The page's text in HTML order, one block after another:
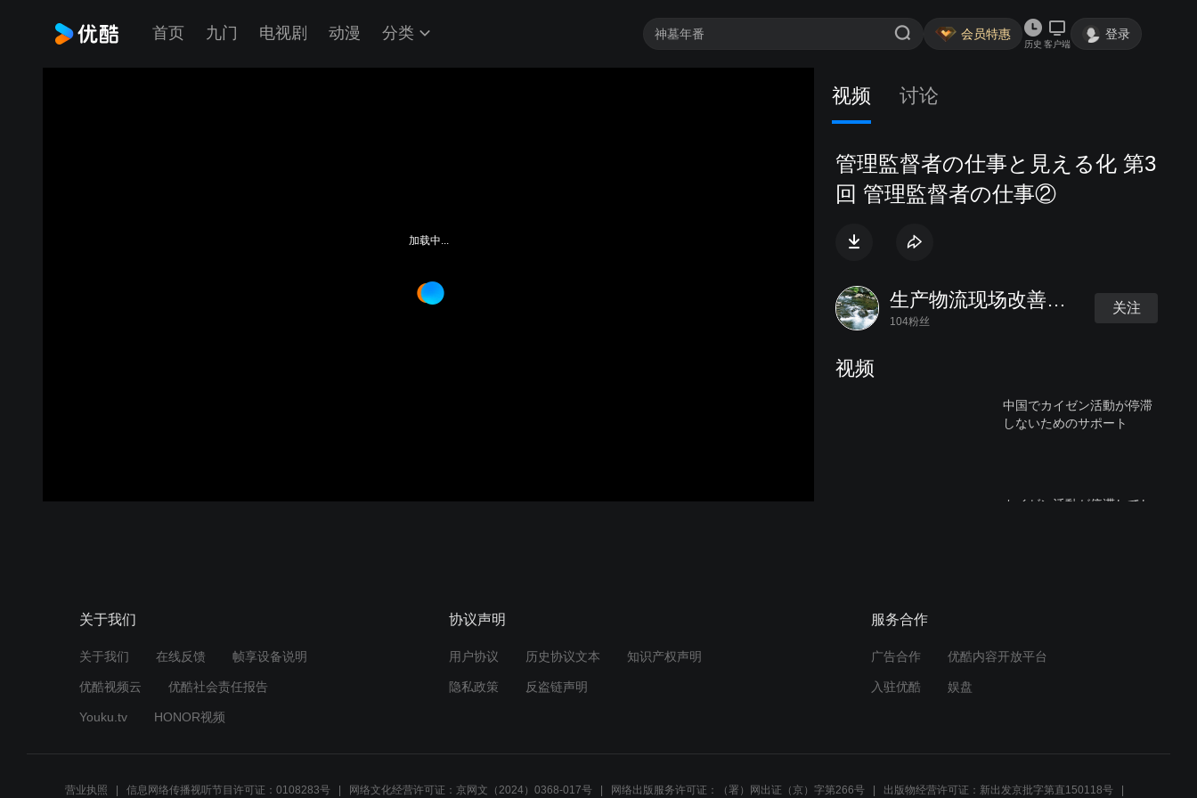
首页 九门 电视剧 动漫 分类 会员特惠
历史 客户端
登录
加载中...
视频 讨论
管理監督者の仕事と見える化 第3
回 管理監督者の仕事②
生产物流现场改善研究会
104粉丝
关注
视频
中国でカイゼン活動が停滞
しないためのサポート
カイゼン活動が停滞してし
关于我们
关于我们 在线反馈 帧享设备说明
优酷视频云 优酷社会责任报告
Youku.tv HONOR视频
协议声明
用户协议 历史协议文本 知识产权声明
隐私政策 反盗链声明
服务合作
广告合作 优酷内容开放平台
入驻优酷 娱盘
营业执照 信息网络传播视听节目许可证：0108283号 网络文化经营许可证：京网文（2024）0368-017号 网络出版服务许可证：（署）网出证（京）字第266号 出版物经营许可证：新出发京批字第直150118号